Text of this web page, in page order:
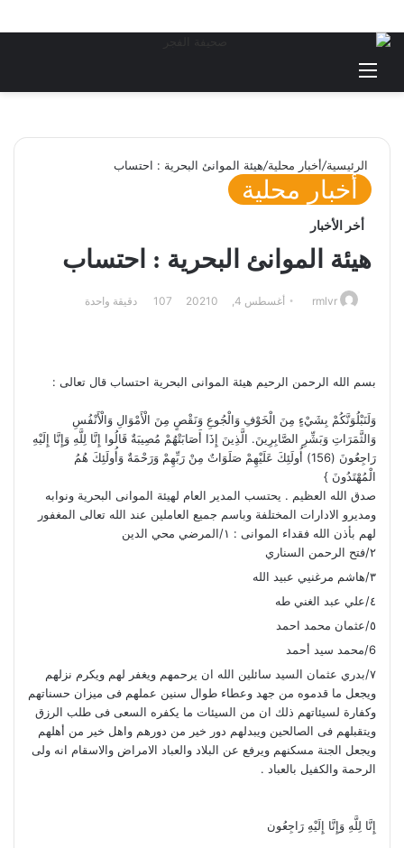
القائمة
عن
الرئيسية/أخبار محلية/هيئة الموانئ البحرية : احتساب
أخبار محلية
أخر الأخبار
هيئة الموانئ البحرية : احتساب
rmlvr
أرسلأغسطس 4, 2021 0 دقيقة واحدة
بسم الله الرحمن الرحيم هيئة الموانى البحرية احتساب قال تعالى :
وَلَنَبْلُوَنَّكُمْ بِشَيْءٍ مِنَ الْخَوْفِ وَالْجُوعِ وَنَقْصٍ مِنَ الْأَمْوَالِ وَالْأَنْفُسِ
وَالثَّمَرَاتِ وَبَشِّرِ الصَّابِرِينَ. الَّذِينَ إِذَا أَصَابَتْهُمْ مُصِيبَةٌ قَالُوا إِنَّا لِلَّهِ وَإِنَّا إِلَيْهِ
رَاجِعُونَ (156) أُولَئِكَ عَلَيْهِمْ صَلَوَاتٌ مِنْ رَبِّهِمْ وَرَحْمَةٌ وَأُولَئِكَ هُمُ
الْمُهْتَدُونَ }
صدق الله العظيم . يحتسب المدير العام لهيئة الموانى البحرية ونوابه
ومديرو الادارات المختلفة وباسم جميع العاملين عند الله تعالى المغفور
لهم بأذن الله فقداء الموانى : ١/المرضي محي الدين
٢/فتح الرحمن السناري
٣/هاشم مرغنيي عبيد الله
٤/علي عبد الغني طه
٥/عثمان محمد احمد
6/محمد سيد أحمد
٧/بدري عثمان السيد سائلين الله ان يرحمهم ويغفر لهم ويكرم نزلهم
ويجعل ما قدموه من جهد وعطاء طوال سنين عملهم فى ميزان حسناتهم
وكفارة لسيئاتهم ذلك ان من السيئات ما يكفره السعى فى طلب الرزق
ويتقبلهم فى الصالحين ويبدلهم دور خير من دورهم واهل خير من أهلهم
ويجعل الجنة مسكنهم ويرفع عن البلاد والعباد الامراض والاسقام انه ولى
الرحمة والكفيل بالعباد .
إِنَّا لِلَّهِ وَإِنَّا إِلَيْهِ رَاجِعُون